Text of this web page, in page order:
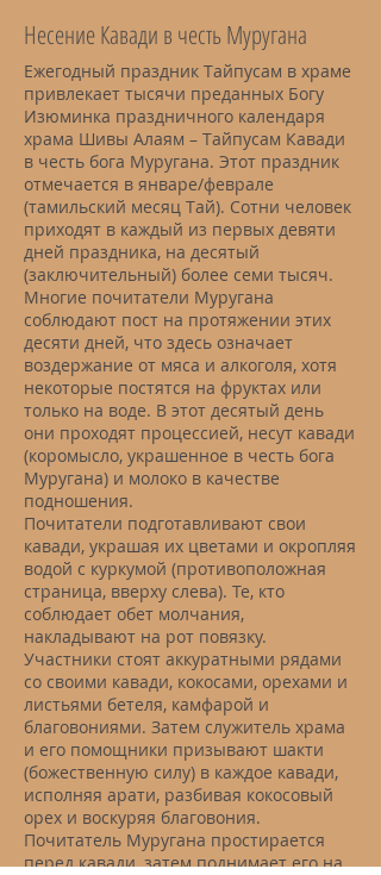
Несение Кавади в честь Муругана
Ежегодный праздник Тайпусам в храме
привлекает тысячи преданных Богу
Изюминка праздничного календаря
храма Шивы Алаям – Тайпусам Кавади
в честь бога Муругана. Этот праздник
отмечается в январе/феврале
(тамильский месяц Тай). Сотни человек
приходят в каждый из первых девяти
дней праздника, на десятый
(заключительный) более семи тысяч.
Многие почитатели Муругана
соблюдают пост на протяжении этих
десяти дней, что здесь означает
воздержание от мяса и алкоголя, хотя
некоторые постятся на фруктах или
только на воде. В этот десятый день
они проходят процессией, несут кавади
(коромысло, украшенное в честь бога
Муругана) и молоко в качестве
подношения.
Почитатели подготавливают свои
кавади, украшая их цветами и окропляя
водой с куркумой (противоположная
страница, вверху слева). Те, кто
соблюдает обет молчания,
накладывают на рот повязку.
Участники стоят аккуратными рядами
со своими кавади, кокосами, орехами и
листьями бетеля, камфарой и
благовониями. Затем служитель храма
и его помощники призывают шакти
(божественную силу) в каждое кавади,
исполняя арати, разбивая кокосовый
орех и воскуряя благовония.
Почитатель Муругана простирается
перед кавади, затем поднимает его на